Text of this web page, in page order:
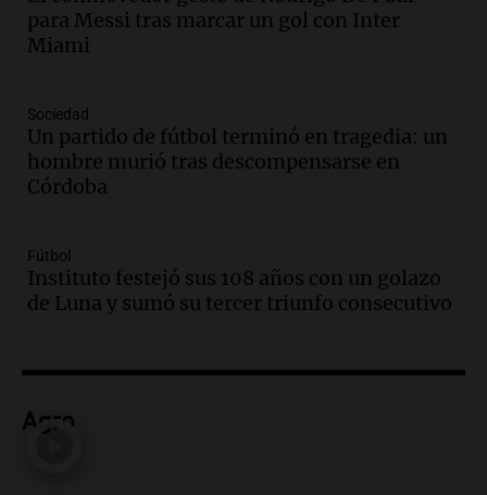
Audio.Ley de Propiedad Privada: el revés
en el Congreso expuso una debilidad
comunicacional del Gobierno
Episodios
Audio.Casabindo se prepara para una
celebración única: 30.000 turistas y el
tradicional Toreo de la Vincha
Audio.Borges, abogada de Pourrain:
"Tres hombres se lo llevaron para
hacerle preguntas y nunca regresó"
Episodios
metros del río Suquía y retiraron hasta
para Messi tras marcar un gol con Inter
Miami
Sociedad
Un partido de fútbol terminó en tragedia: un
hombre murió tras descompensarse en
Córdoba
Fútbol
Instituto festejó sus 108 años con un golazo
de Luna y sumó su tercer triunfo consecutivo
Agro